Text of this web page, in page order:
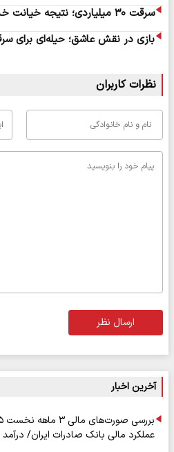
سرقت ۳۰ میلیاردی؛ نتیجه خیانت خدمتکار
بازی در نقش عاشق؛ حیله‌ای برای
نظرات کاربران
ارسال نظر
آخرین اخبار
عملکرد مالی بانک صادرات ایران/ درآمد عملیاتی ۸۰